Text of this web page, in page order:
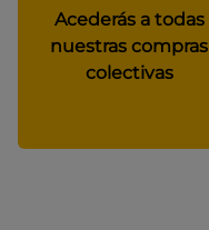
Acederás a todas
nuestras compras
colectivas